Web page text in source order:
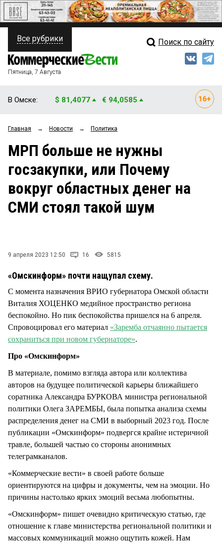
ПОЛИТИКА
ФИНАНСЫ
ОБЩЕСТВО
ЗАКОН
НОВОСТИ КОМПАНИЙ
ПРОИСШЕСТВИЯ
Свежий выпуск
Рейтинги
Блоги
Архив
Все рубрики Поиск по сайту
Пятница, 7 Августа
В Омске: $ 81,4077 € 94,0585
Главная → Новости → Политика
МРП больше не нужны
госзакупки, или Почему
вокруг областных денег на
СМИ стоял такой шум
9 апреля 2023 12:50 16 5815
«Омскинформ» почти нащупал схему.
С момента назначения ВРИО губернатора Омской области
Виталия ХОЦЕНКО медийное пространство региона
беспокойно. Но пик беспокойства пришелся на 6 апреля.
Спровоцировал его материал «Заремба отчаянно пытается
сохраниться при новом губернаторе».
Про «Омскинформ»
В материале, помимо взгляда автора или коллектива
авторов на будущее политической карьеры ближайшего
соратника Александра БУРКОВА министра региональной
политики Олега ЗАРЕМБЫ, была попытка анализа схемы
распределения денег на СМИ в выборный 2023 год. После
публикации «Омскинформ» подвергся крайне истеричной
травле, большей частью со стороны анонимных
телеграмканалов.
«Коммерческие вести» в своей работе больше
ориентируются на цифры и документы, чем на эмоции. Но
причины настолько ярких эмоций весьма любопытны.
«Омскинформ» пишет очевидно критическую статью, где
отношение к главе министерства региональной политики и
массовых коммуникаций можно ощутить кожей. Нам